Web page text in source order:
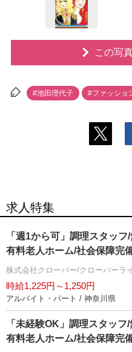
この写
#池田理代子 #ファッショ
求人特集
「週1から可」調理スタッ
有料老人ホーム/社会保障完
株式会社クローバー/クローバーラ
時給1,225円～1,250円
アルバイト・パート / 神奈川県
「未経験OK」調理スタッ
有料老人ホーム/社会保障完